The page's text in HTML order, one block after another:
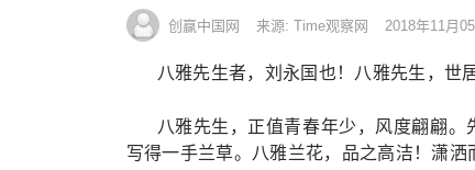
创赢中国网 来源: Time观察网 2018年11月05
八雅先生者，刘永国也！八雅先生，世
八雅先生，正值青春年少，风度翩翩
写得一手兰草。八雅兰花，品之高洁！潇洒